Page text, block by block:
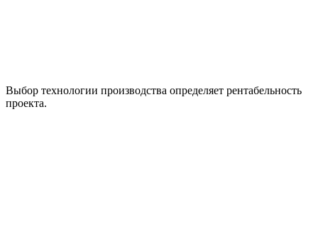
Выбор технологии производства определяет рентабельность
проекта.